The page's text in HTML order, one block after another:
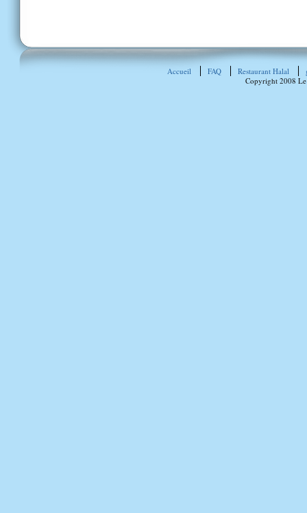
Accueil FAQ Restaurant Halal
Copyright 2008